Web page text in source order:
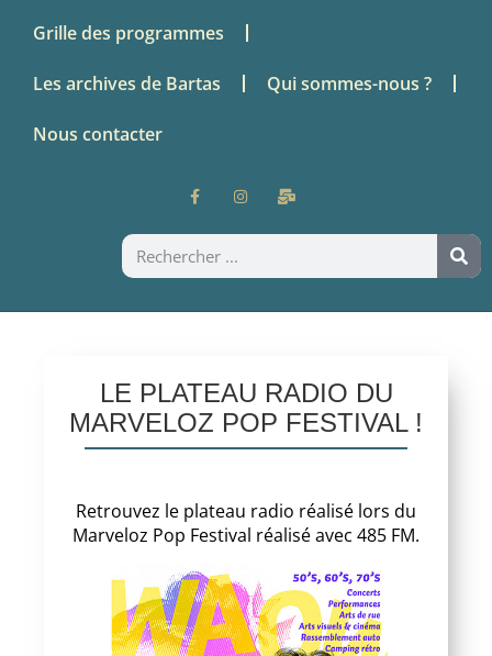
Grille des programmes
Les archives de Bartas Qui sommes-nous ?
Nous contacter
LE PLATEAU RADIO DU
MARVELOZ POP FESTIVAL !
Retrouvez le plateau radio réalisé lors du
Marveloz Pop Festival réalisé avec 485 FM.